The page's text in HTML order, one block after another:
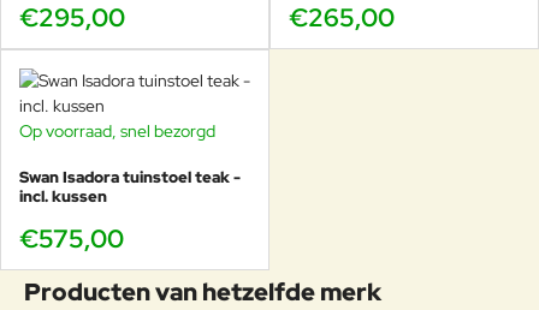
€295,00 €265,00
Op voorraad, snel bezorgd
Swan Isadora tuinstoel teak -
incl. kussen
€575,00
Producten van hetzelfde merk